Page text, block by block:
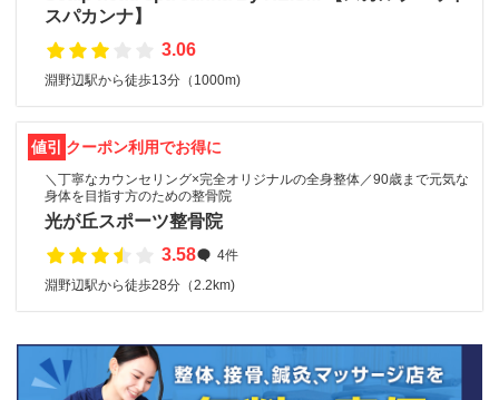
スパカンナ】
3.06
淵野辺駅から徒歩13分（1000m)
値引 クーポン利用でお得に
＼丁寧なカウンセリング×完全オリジナルの全身整体／90歳まで元気な
身体を目指す方のための整骨院
光が丘スポーツ整骨院
3.58
4件
淵野辺駅から徒歩28分（2.2km)